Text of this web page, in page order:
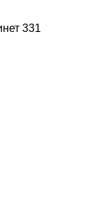
331